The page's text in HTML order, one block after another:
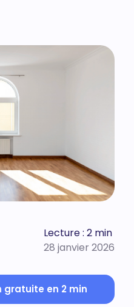
Lecture : 2 min
28 janvier 2026
en 2 min